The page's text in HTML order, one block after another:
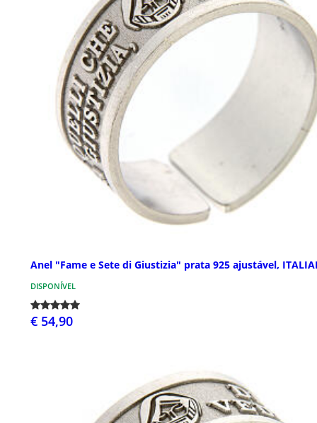
Anel "Fame e Sete di Giustizia" prata 925 ajustável,
DISPONÍVEL
€ 54,90